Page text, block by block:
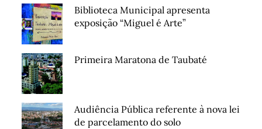
Biblioteca Municipal apresenta
exposição “Miguel é Arte”
Primeira Maratona de Taubaté
Audiência Pública referente à nova lei
de parcelamento do solo